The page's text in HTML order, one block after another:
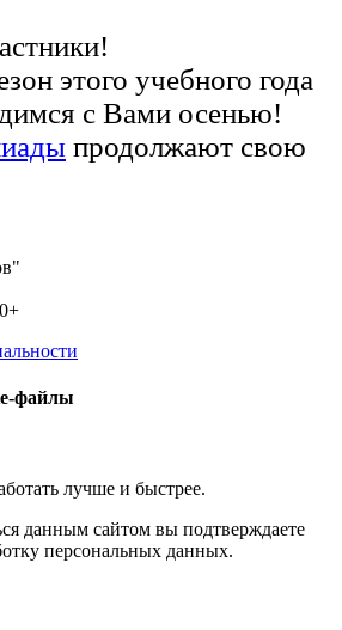
этого учебного года
с Вами осенью!
продолжают свою
файлы
лучше и быстрее.
данным сайтом вы подтверждаете
персональных данных.